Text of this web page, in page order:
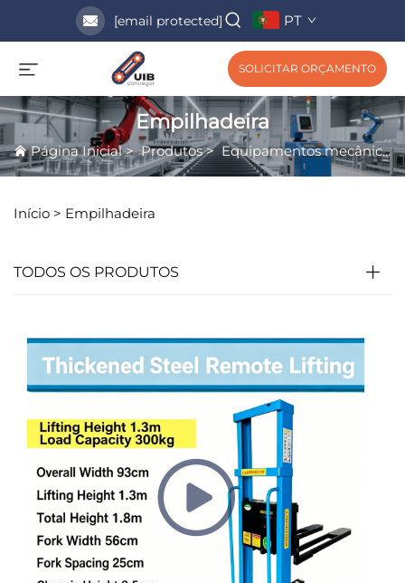
[email protected] PT
SOLICITAR ORÇAMENTO
Empilhadeira
Página Inicial>Produtos>Equipamentos mecânicos
Início > Empilhadeira
TODOS OS PRODUTOS